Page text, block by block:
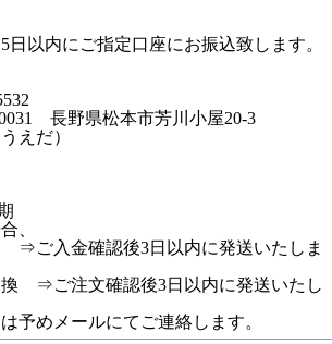
日以内にご指定口座にお振込致します。
長野県松本市芳川小屋20-3
だ）
、
⇒ご入金確認後3日以内に発送いたしま
換 ⇒ご注文確認後3日以内に発送いたし
予めメールにてご連絡します。